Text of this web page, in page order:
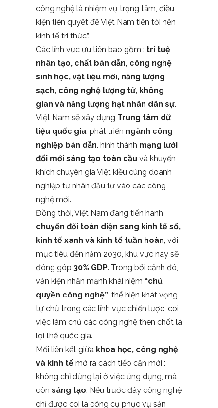
công nghệ là nhiệm vụ trọng tâm, điều
kiện tiên quyết để Việt Nam tiến tới nền
kinh tế tri thức”.
Các lĩnh vực ưu tiên bao gồm : trí tuệ
nhân tạo, chất bán dẫn, công nghệ
sinh học, vật liệu mới, năng lượng
sạch, công nghệ lượng tử, không
gian và năng lượng hạt nhân dân sự.
Việt Nam sẽ xây dựng Trung tâm dữ
liệu quốc gia, phát triển ngành công
nghiệp bán dẫn, hình thành mạng lưới
đổi mới sáng tạo toàn cầu và khuyến
khích chuyên gia Việt kiều cùng doanh
nghiệp tư nhân đầu tư vào các công
nghệ mới.
Đồng thời, Việt Nam đang tiến hành
chuyển đổi toàn diện sang kinh tế số,
kinh tế xanh và kinh tế tuần hoàn, với
mục tiêu đến năm 2030, khu vực này sẽ
đóng góp 30% GDP. Trong bối cảnh đó,
văn kiện nhấn mạnh khái niệm “chủ
quyền công nghệ”, thể hiện khát vọng
tự chủ trong các lĩnh vực chiến lược, coi
việc làm chủ các công nghệ then chốt là
lợi thế quốc gia.
Mối liên kết giữa khoa học, công nghệ
và kinh tế mở ra cách tiếp cận mới :
không chỉ dừng lại ở việc ứng dụng, mà
còn sáng tạo. Nếu trước đây công nghệ
chỉ được coi là công cụ phục vụ sản